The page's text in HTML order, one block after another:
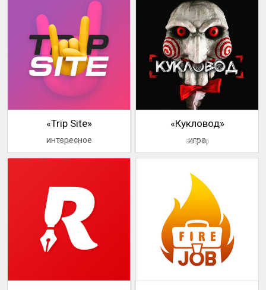
«Trip Site»
интересное
аватар
«Кукловод»
игра
аватар